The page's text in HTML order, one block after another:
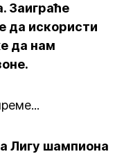
Заиграће
да искористи
да нам
Лигу шампиона